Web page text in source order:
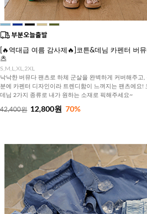
[🔥역대급 여름 감사제🔥]코튼&데님 카펜터 버
츠
S,M,L,XL,2XL
낙낙한 버뮤다 팬츠로 하체 군살을 완벽하게 커버해주고,
분에 카펜터 디자인이라 트렌디함이 느껴지는 팬츠에요!
데님 2가지 종류로 내가 원하는 소재로 픽해주세요~
42,400원 12,800원 70%